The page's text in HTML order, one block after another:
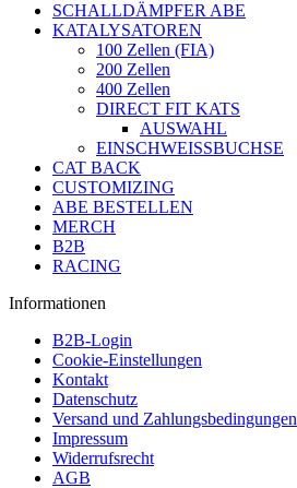
SCHALLDÄMPFER ABE
KATALYSATOREN
100 Zellen (FIA)
200 Zellen
400 Zellen
DIRECT FIT KATS
AUSWAHL
EINSCHWEISSBUCHSE
CAT BACK
CUSTOMIZING
ABE BESTELLEN
MERCH
B2B
RACING
Informationen
B2B-Login
Cookie-Einstellungen
Kontakt
Datenschutz
Versand und Zahlungsbedingungen
Impressum
Widerrufsrecht
AGB